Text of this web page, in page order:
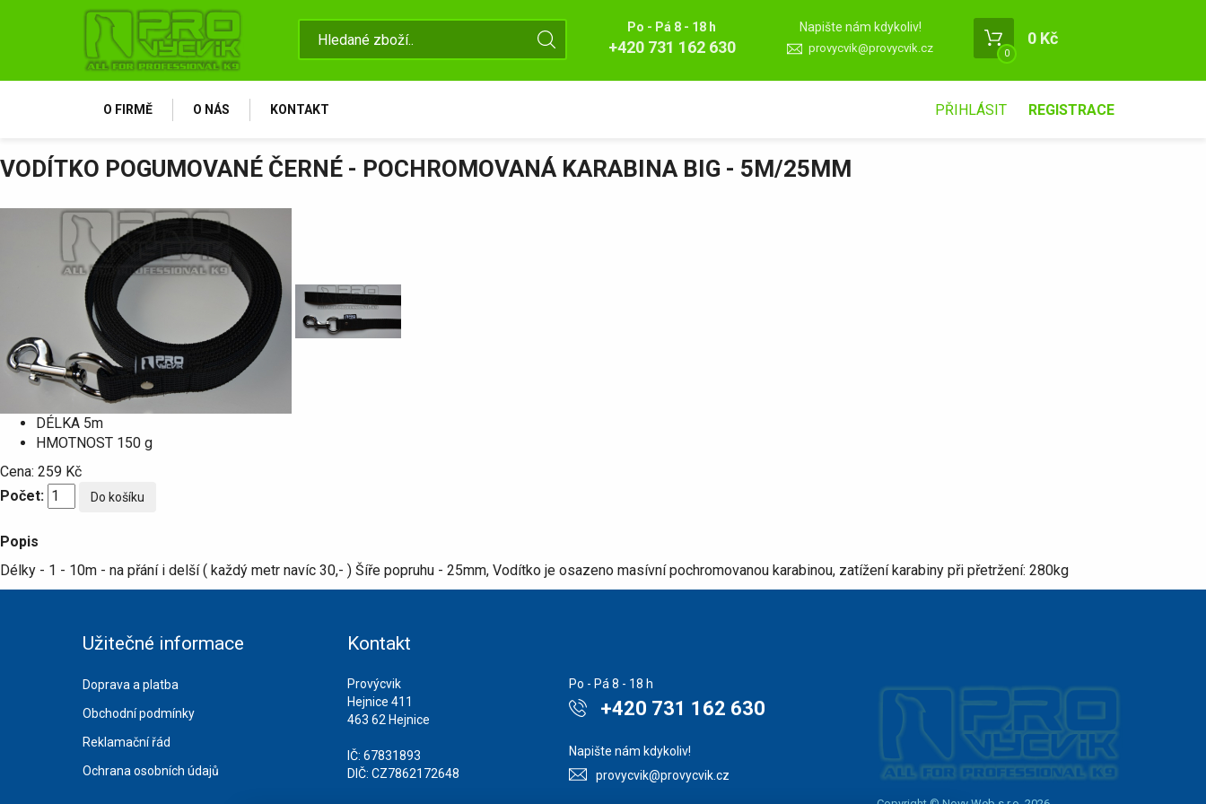
Po - Pá 8 - 18 h
+420 731 162 630
Napište nám kdykoliv!
provycvik@provycvik.cz 0
0 Kč
O FIRMĚ O NÁS KONTAKT PŘIHLÁSIT REGISTRACE
VODÍTKO POGUMOVANÉ ČERNÉ - POCHROMOVANÁ KARABINA BIG - 5M/25MM
DÉLKA 5m
HMOTNOST 150 g
Cena: 259 Kč
Počet:
Popis
Délky - 1 - 10m - na přání i delší ( každý metr navíc 30,- ) Šíře popruhu - 25mm, Vodítko je osazeno masívní pochromovanou karabinou, zatížení karabiny při přetržení: 280kg
Užitečné informace
Doprava a platba
Obchodní podmínky
Reklamační řád
Ochrana osobních údajů
Kontakt
Provýcvik
Hejnice 411
463 62 Hejnice
IČ: 67831893
DIČ: CZ7862172648
Po - Pá 8 - 18 h
+420 731 162 630
Napište nám kdykoliv!
provycvik@provycvik.cz